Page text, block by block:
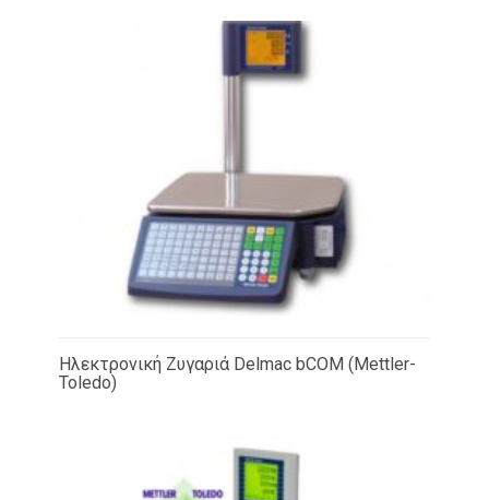
Ηλεκτρονική Ζυγαριά Delmac bCOM (Mettler-
Toledo)